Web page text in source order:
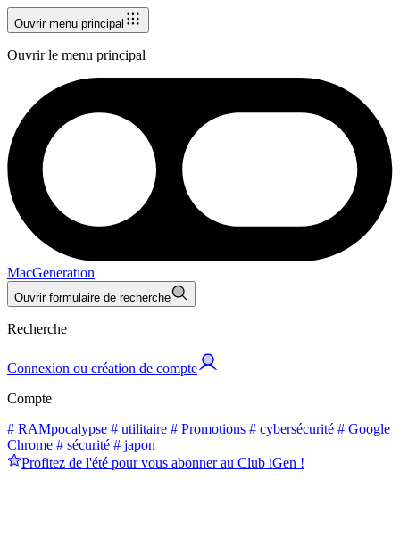
Ouvrir menu principal
Ouvrir le menu principal
MacGeneration
Ouvrir formulaire de recherche
Recherche
Connexion ou création de compte
Compte
# RAMpocalypse # utilitaire # Promotions # cybersécurité # Google
Chrome # sécurité # japon
Profitez de l'été pour vous abonner au Club iGen !